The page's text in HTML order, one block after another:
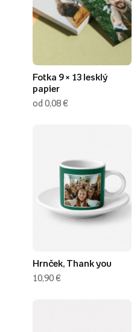
Fotka 9 × 13 lesklý
papier
od 0,08 €
Hrnček, Thank you
10,90 €